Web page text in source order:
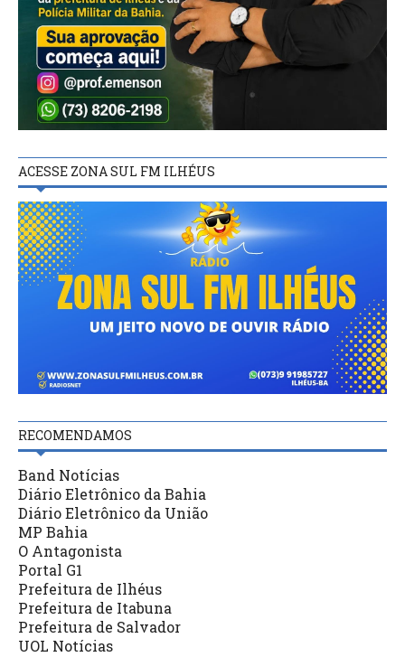
ACESSE ZONA SUL FM ILHÉUS
RECOMENDAMOS
Band Notícias
Diário Eletrônico da Bahia
Diário Eletrônico da União
MP Bahia
O Antagonista
Portal G1
Prefeitura de Ilhéus
Prefeitura de Itabuna
Prefeitura de Salvador
UOL Notícias